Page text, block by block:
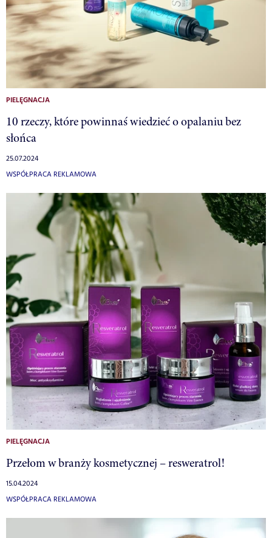
PIELĘGNACJA
10 rzeczy, które powinnaś wiedzieć o opalaniu bez
słońca
25.07.2024
WSPÓŁPRACA REKLAMOWA
PIELĘGNACJA
Przełom w branży kosmetycznej – resweratrol!
15.04.2024
WSPÓŁPRACA REKLAMOWA